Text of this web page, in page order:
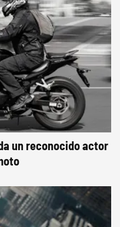
un reconocido actor